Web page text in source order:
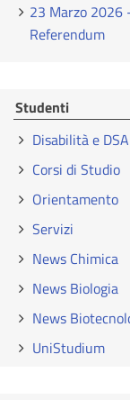
23 Marzo 2026
Referendum
Studenti
Disabilità e DSA
Corsi di Studio
Orientamento
Servizi
News Chimica
News Biologia
News
UniStudium